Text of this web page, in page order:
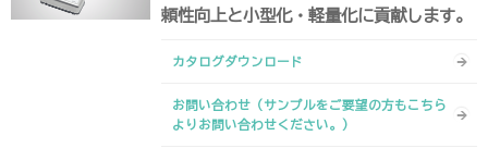
頼性向上と小型化・軽量化に貢献します。
カタログダウンロード
お問い合わせ（サンプルをご要望の方もこちら
よりお問い合わせください。）